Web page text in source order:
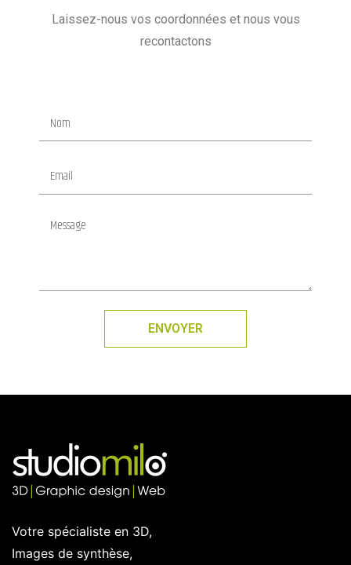
Laissez-nous vos coordonnées et nous vous
recontactons
ENVOYER
Votre spécialiste en 3D,
Images de synthèse,